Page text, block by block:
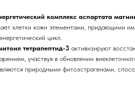
комплекс аспартата
клетки кожи элементами, придающими
цикл.
тетрапептид-3 активизируют
участвуя в обновлении
природными фитоэстрагенами,